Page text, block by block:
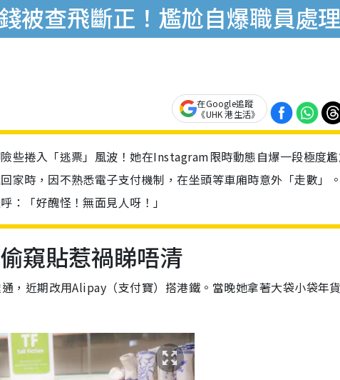
被查飛斷正！尷尬自爆職員處
在Google追蹤
《UHK 港生活》
些捲入「逃票」風波！她在Instagram限時動態自爆一段極度
家時，因不熟悉電子支付機制，在坐頭等車廂時意外「走數」
：「好醜怪！無面見人呀！」
窺貼惹禍睇唔清
，近期改用Alipay（支付寶）搭港鐵。當晚她拿著大袋小袋年